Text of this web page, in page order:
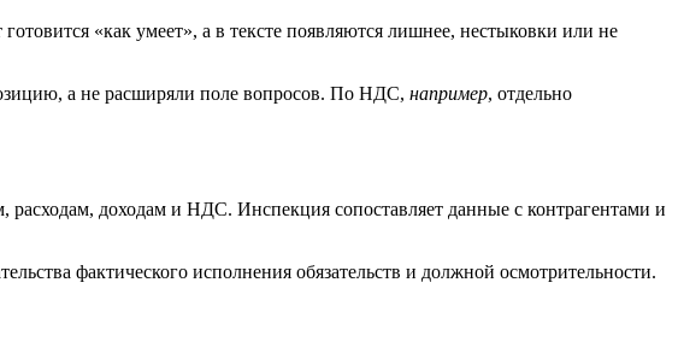
«как умеет», а в тексте появляются лишнее, нестыковки или не
а не расширяли поле вопросов. По НДС, например, отдельно
расходам, доходам и НДС. Инспекция сопоставляет данные с контрагентами и
фактического исполнения обязательств и должной осмотрительности.